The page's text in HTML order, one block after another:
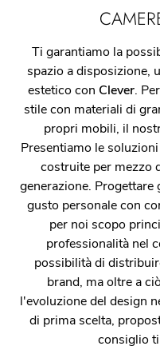
Ti garantiamo la
spazio a disposizione,
estetico con Clever.
stile con materiali di
propri mobili, il
Presentiamo le
costruite per mezzo
generazione.
gusto personale con
per noi scopo
professionalità nel
possibilità di
brand, ma oltre a
l'evoluzione del design
di prima scelta,
consiglio